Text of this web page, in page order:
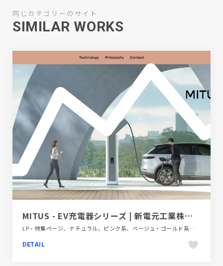
同じカテゴリーのサイト
SIMILAR WORKS
MITUS - EV充電器シリーズ | 新電元工業株式会社- Shindengen
LP・特集ページ、ナチュラル、ピンク系、ベージュ・ゴールド系、モーション多め、大きめ写真、自動車・乗り物・交通
DETAIL